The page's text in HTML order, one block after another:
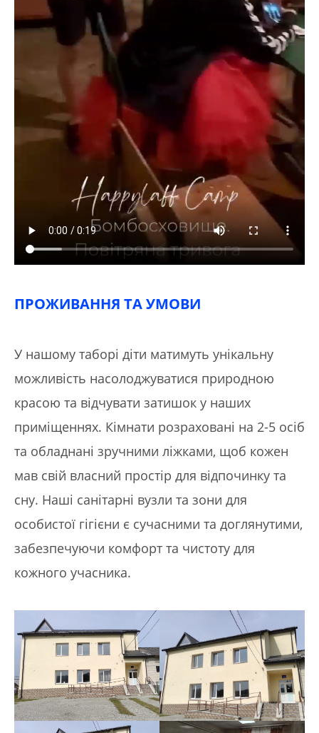
ПРОЖИВАННЯ ТА УМОВИ
У нашому таборі діти матимуть унікальну
можливість насолоджуватися природною
красою та відчувати затишок у наших
приміщеннях. Кімнати розраховані на 2-5 осіб
та обладнані зручними ліжками, щоб кожен
мав свій власний простір для відпочинку та
сну. Наші санітарні вузли та зони для
особистої гігієни є сучасними та доглянутими,
забезпечуючи комфорт та чистоту для
кожного учасника.